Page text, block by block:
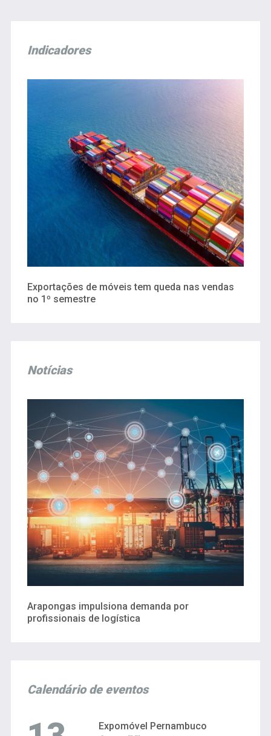
Indicadores
Exportações de móveis tem queda nas vendas
no 1º semestre
Notícias
Arapongas impulsiona demanda por
profissionais de logística
Calendário de eventos
Expomóvel Pernambuco